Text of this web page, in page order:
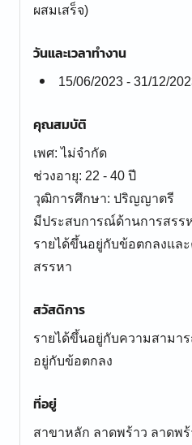
ผสมเสร็จ)
วันและเวลาทำงาน
15/06/2023 - 31/12/
คุณสมบัติ
เพศ: ไม่จำกัด
ช่วงอายุ: 22 - 40 ปี
วุฒิการศึกษา: ปริญญาตรี
มีประสบการณ์ด้านการสรร
รายได้ขึ้นอยู่กับข้อตกลงแล
สรรหา
สวัสดิการ
รายได้ขึ้นอยู่กับความสามา
อยู่กับข้อตกลง
ที่อยู่
สาขาหลัก ลาดพร้าว ลาดพ